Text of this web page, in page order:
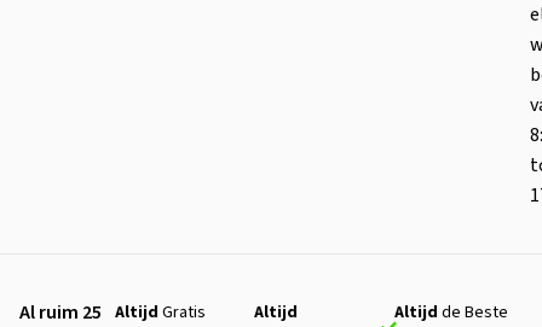
Al ruim 25 Altijd Gratis
Altijd
Altijdde Beste